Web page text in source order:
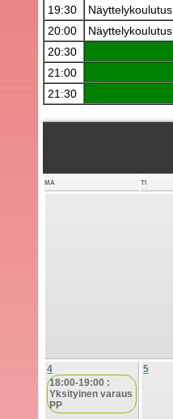
19:30
Näyttelykoulutus
20:00
Näyttelykoulutus
20:30
21:00
21:30
MA TI
4
18:00-19:00 :
Yksityinen varaus
PP
5